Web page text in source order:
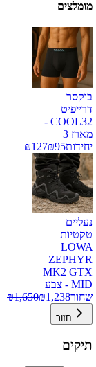
מומלצים
בוקסר
דרייפיט
COOL32 -
מארז 3
יחידות
₪95
₪127
נעליים
טקטיות
LOWA
ZEPHYR
MK2 GTX
MID - צבע
שחור
₪1,238
₪1,650
חזור
תיקים